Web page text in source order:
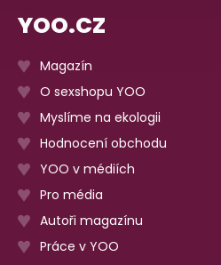
YOO.CZ
Magazín
O sexshopu YOO
Myslíme na ekologii
Hodnocení obchodu
YOO v médiích
Pro média
Autoři magazínu
Práce v YOO